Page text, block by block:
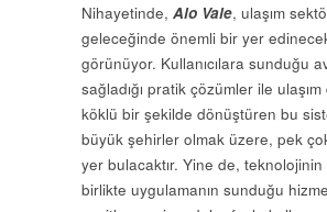
Nihayetinde, Alo Vale, ulaşım
geleceğinde önemli bir yer
görünüyor. Kullanıcılara sunduğu
sağladığı pratik çözümler ile
köklü bir şekilde dönüştüren bu
büyük şehirler olmak üzere, pek
yer bulacaktır. Yine de, teknolojinin
birlikte uygulamanın sunduğu